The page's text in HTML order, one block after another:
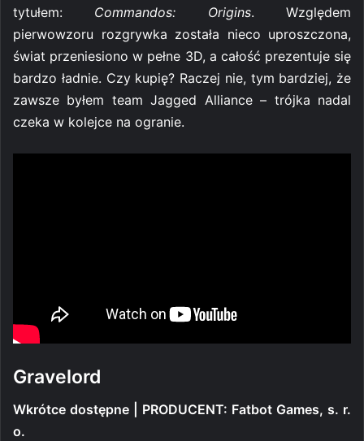
tytułem: Commandos: Origins. Względem
pierwowzoru rozgrywka została nieco uproszczona,
świat przeniesiono w pełne 3D, a całość prezentuje się
bardzo ładnie. Czy kupię? Raczej nie, tym bardziej, że
zawsze byłem team Jagged Alliance – trójka nadal
czeka w kolejce na ogranie.
Gravelord
Wkrótce dostępne | PRODUCENT: Fatbot Games, s. r.
o.